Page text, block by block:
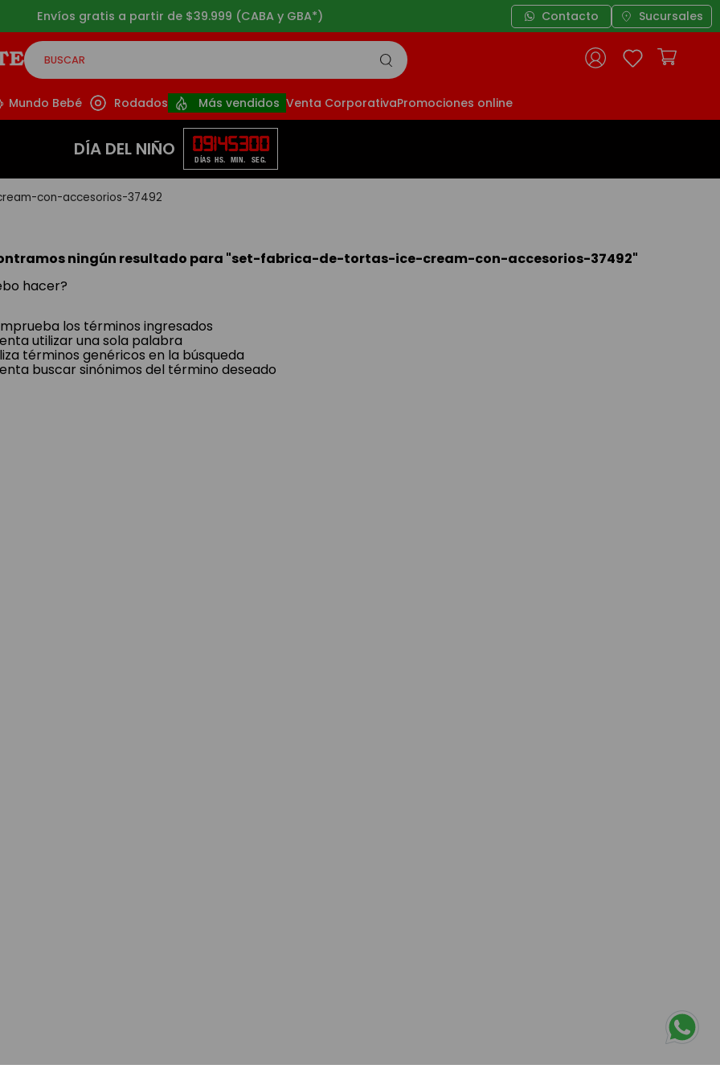
Envíos gratis a partir de $39.999 (CABA y GBA*) Contacto Sucursales
BUSCAR
Mundo Bebé Rodados Más vendidos Venta CorporativaPromociones online
DÍA DEL NIÑO 09
DÍAS
14
HS.
53
MIN.
00
SEG.
con-accesorios-37492
ningún resultado para "set-fabrica-de-tortas-ice-cream-con-accesorios-37492"
hacer?
los términos ingresados
utilizar una sola palabra
términos genéricos en la búsqueda
buscar sinónimos del término deseado